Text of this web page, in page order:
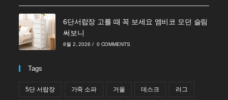
6단서랍장 고를 때 꼭 보세요 엠비코 모던 슬림
써보니
8월 2, 2026 / 0 COMMENTS
Tags
5단 서랍장 가죽 소파 거울 데스크 러그